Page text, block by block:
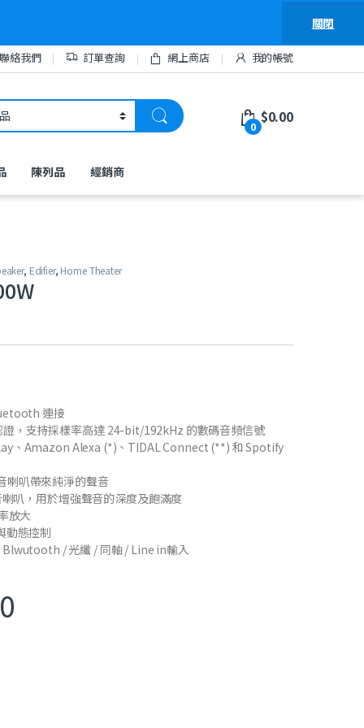
關閉
絡我們 訂單查詢 網上商店 我的帳號
0
$0.00
陳列品 經銷商
, Edifier, Home Theater
連接
證，支持採樣率高達 24-bit/192kHz 的數碼音頻信號
、Amazon Alexa (*)、TIDAL Connect (**) 和 Spotify
喇叭帶來純淨的聲音
叭，用於增強聲音的深度及飽滿度
放大
動態控制
Blwutooth / 光纖 / 同軸 / Line in輸入